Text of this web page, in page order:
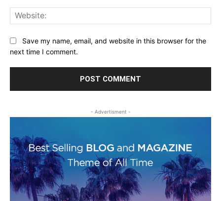
Save my name, email, and website in this browser for the
next time I comment.
- Advertisment -